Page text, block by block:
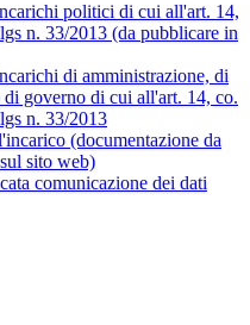
politici di cui all'art. 14,
n. 33/2013 (da pubblicare in
di amministrazione, di
di governo di cui all'art. 14, co.
n. 33/2013
(documentazione da
sito web)
comunicazione dei dati